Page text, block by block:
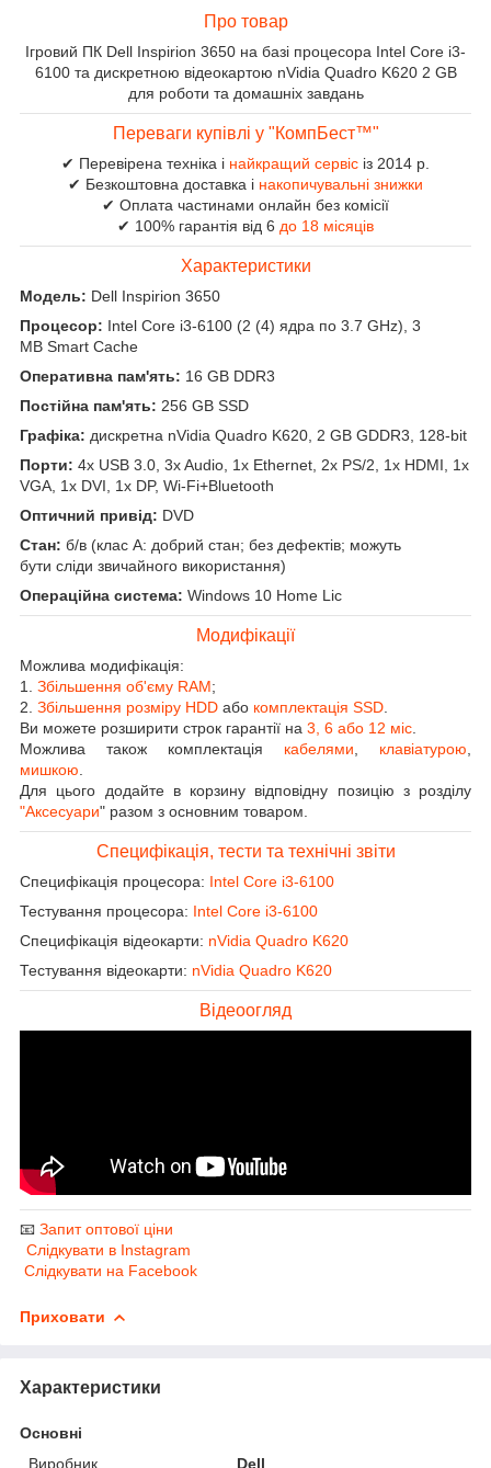
Про товар
Ігровий ПК Dell Inspirion 3650 на базі процесора Intel Core i3-
6100 та дискретною відеокартою nVidia Quadro K620 2 GB
для роботи та домашніх завдань
Переваги купівлі у "КомпБест™"
✔ Перевірена техніка і найкращий сервіс із 2014 р.
✔ Безкоштовна доставка і накопичувальні знижки
✔ Оплата частинами онлайн без комісії
✔ 100% гарантія від 6 до 18 місяців
Характеристики
Модель: Dell Inspirion 3650
Процесор: Intel Core i3-6100 (2 (4) ядра по 3.7 GHz), 3
MB Smart Cache
Оперативна пам'ять: 16 GB DDR3
Постійна пам'ять: 256 GB SSD
Графіка: дискретна nVidia Quadro K620, 2 GB GDDR3, 128-bit
Порти: 4x USB 3.0, 3x Audio, 1x Ethernet, 2x PS/2, 1x HDMI, 1x
VGA, 1x DVI, 1x DP, Wi-Fi+Bluetooth
Оптичний привід: DVD
Стан: б/в (клас А: добрий стан; без дефектів; можуть
бути сліди звичайного використання)
Операційна система: Windows 10 Home Lic
Модифікації
Можлива модифікація:
1. Збільшення об'єму RAM;
2. Збільшення розміру HDD або комплектація SSD
Ви можете розширити строк гарантії на 3, 6 або 12 міс
Можлива також комплектація кабелями клавіатурою
мишкою
Для цього додайте в корзину відповідну позицію з розділу
"Аксесуари" разом з основним товаром.
Специфікація, тести та технічні звіти
Специфікація процесора: Intel Core i3-6100
Тестування процесора: Intel Core i3-6100
Специфікація відеокарти: nVidia Quadro K620
Тестування відеокарти: nVidia Quadro K620
Відеоогляд
📧 Запит оптової ціни
Слідкувати в Instagram
Слідкувати на Facebook
Приховати
Характеристики
Основні
Виробник
Dell